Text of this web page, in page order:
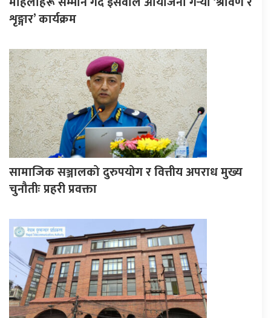
शृङ्गार’ कार्यक्रम
सामाजिक सञ्जालको दुरुपयोग र वित्तीय अपराध मुख्य
चुनौतीः प्रहरी प्रवक्ता